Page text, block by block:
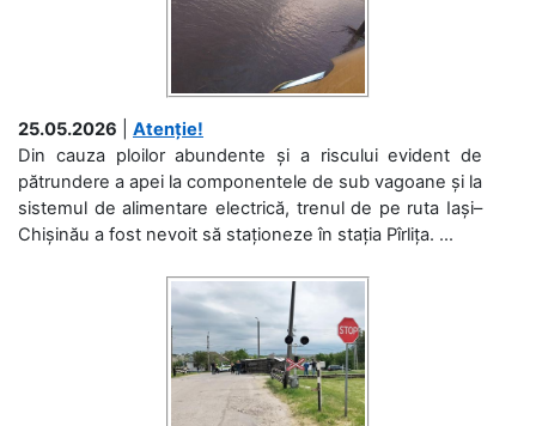
25.05.2026
Atenție!
Din cauza ploilor abundente și a riscului evident de
pătrundere a apei la componentele de sub vagoane și la
sistemul de alimentare electrică, trenul de pe ruta Iași–
Chișinău a fost nevoit să staționeze în stația Pîrlița. ...